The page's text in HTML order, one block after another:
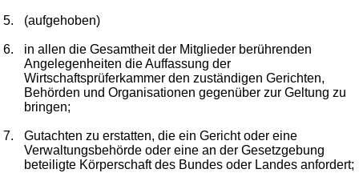
5. (aufgehoben)
6.
in allen die Gesamtheit der Mitglieder berührenden
Angelegenheiten die Auffassung der
Wirtschaftsprüferkammer den zuständigen Gerichten,
Behörden und Organisationen gegenüber zur Geltung zu
bringen;
7.
Gutachten zu erstatten, die ein Gericht oder eine
Verwaltungsbehörde oder eine an der Gesetzgebung
beteiligte Körperschaft des Bundes oder Landes anfordert;